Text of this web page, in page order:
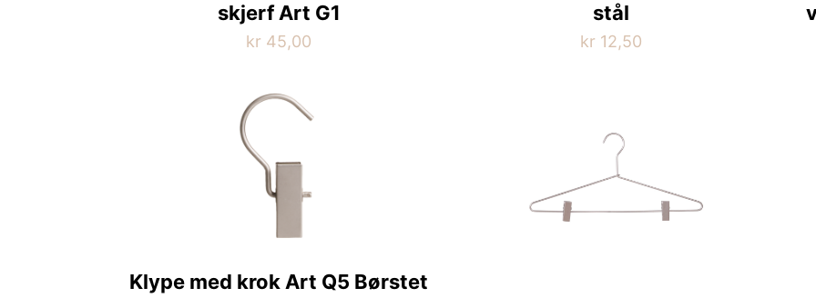
skjerf Art G1
kr 45,00
produktet
varianter.
Alternativene
velges
produktsiden
stål
kr 12,50
Klype med krok Art Q5 Børstet